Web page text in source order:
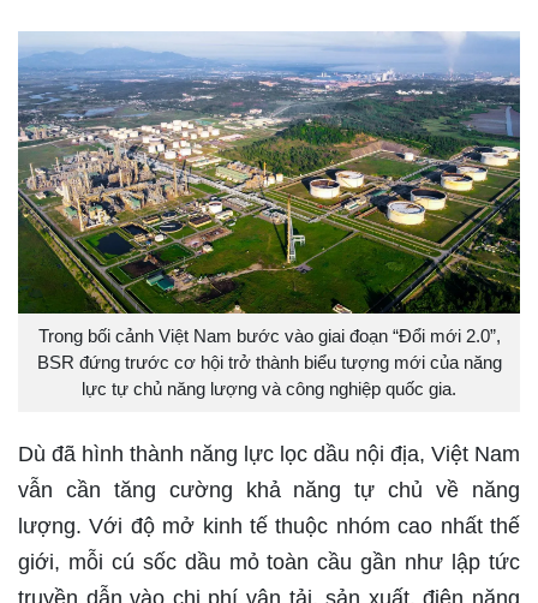
Trong bối cảnh Việt Nam bước vào giai đoạn “Đổi mới 2.0”,
BSR đứng trước cơ hội trở thành biểu tượng mới của năng
lực tự chủ năng lượng và công nghiệp quốc gia.
Dù đã hình thành năng lực lọc dầu nội địa, Việt Nam
vẫn cần tăng cường khả năng tự chủ về năng
lượng. Với độ mở kinh tế thuộc nhóm cao nhất thế
giới, mỗi cú sốc dầu mỏ toàn cầu gần như lập tức